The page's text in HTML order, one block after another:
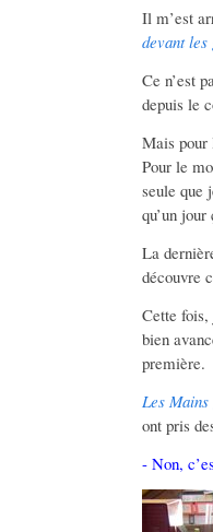
Il m’est
devant les
Ce n’est
depuis le
Mais pour
Pour le
seule que
qu’un
La
découvre
Cette fois,
bien
première.
Les Mains
ont pris
- Non,